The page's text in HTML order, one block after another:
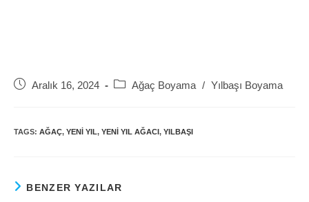
Post Aralık 16, 2024
Post Ağaç Boyama / Yılbaşı Boyama
TAGS: AĞAÇ, YENI YIL, YENI YIL AĞACI , YILBAŞI
BENZER YAZILAR